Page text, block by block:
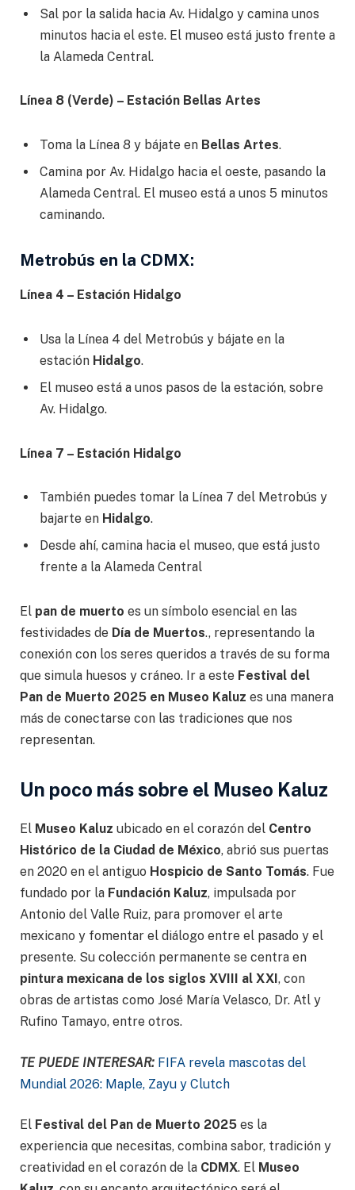
Sal por la salida hacia Av. Hidalgo y camina unos
minutos hacia el este. El museo está justo frente a
la Alameda Central.
Línea 8 (Verde) – Estación Bellas Artes
Toma la Línea 8 y bájate en Bellas Artes.
Camina por Av. Hidalgo hacia el oeste, pasando la
Alameda Central. El museo está a unos 5 minutos
caminando.
Metrobús en la CDMX:
Línea 4 – Estación Hidalgo
Usa la Línea 4 del Metrobús y bájate en la
estación Hidalgo.
El museo está a unos pasos de la estación, sobre
Av. Hidalgo.
Línea 7 – Estación Hidalgo
También puedes tomar la Línea 7 del Metrobús y
bajarte en Hidalgo.
Desde ahí, camina hacia el museo, que está justo
frente a la Alameda Central
El pan de muerto es un símbolo esencial en las
festividades de Día de Muertos., representando la
conexión con los seres queridos a través de su forma
que simula huesos y cráneo. Ir a este Festival del
Pan de Muerto 2025 en Museo Kaluz es una manera
más de conectarse con las tradiciones que nos
representan.
Un poco más sobre el Museo Kaluz
El Museo Kaluz ubicado en el corazón del Centro
Histórico de la Ciudad de México, abrió sus puertas
en 2020 en el antiguo Hospicio de Santo Tomás. Fue
fundado por la Fundación Kaluz, impulsada por
Antonio del Valle Ruiz, para promover el arte
mexicano y fomentar el diálogo entre el pasado y el
presente. Su colección permanente se centra en
pintura mexicana de los siglos XVIII al XXI, con
obras de artistas como José María Velasco, Dr. Atl y
Rufino Tamayo, entre otros.
TE PUEDE INTERESAR: FIFA revela mascotas del
Mundial 2026: Maple, Zayu y Clutch
El Festival del Pan de Muerto 2025 es la
experiencia que necesitas, combina sabor, tradición y
creatividad en el corazón de la CDMX. El Museo